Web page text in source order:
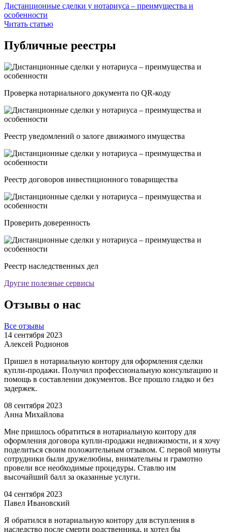
Дистанционные сделки у нотариуса – преимущества и
особенности
Читать статью
Публичные реестры
Проверка нотариального документа по QR-коду
Реестр уведомлений о залоге движимого имущества
Реестр договоров инвестиционного товарищества
Проверить доверенность
Реестр наследственных дел
Другие полезные сервисы
Отзывы о нас
Все отзывы
14 сентября 2023
Алексей Родионов
Пришел в нотариальную контору для оформления сделки
купли-продажи. Получил профессиональную консультацию и
помощь в составлении документов. Все прошло гладко и без
задержек.
08 сентября 2023
Анна Михайлова
Мне пришлось обратиться в нотариальную контору для
оформления договора купли-продажи недвижимости, и я хочу
поделиться своим положительным отзывом. С первой минуты
сотрудники были дружелюбны, внимательны и грамотно
провели все необходимые процедуры. Ставлю им
высочайший балл за оказанные услуги.
04 сентября 2023
Павел Ивановский
Я обратился в нотариальную контору для вступления в
наследство после смерти родственника, и хотел бы